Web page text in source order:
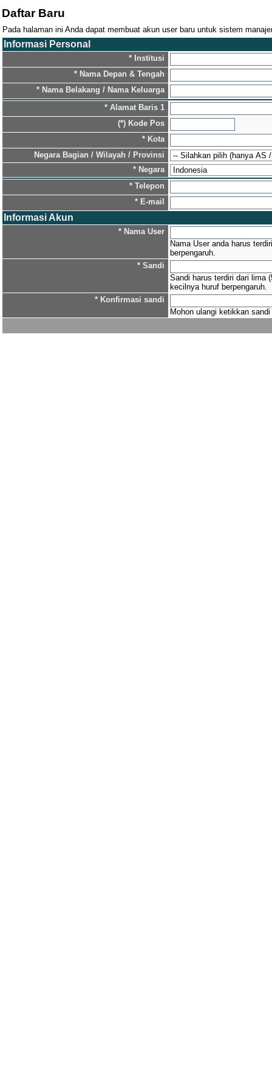
Daftar Baru
Pada halaman ini Anda dapat membuat akun user baru untuk sistem
Informasi Personal
* Institusi
* Nama Depan & Tengah
* Nama Belakang / Nama Keluarga
* Alamat Baris 1
(*) Kode Pos
* Kota
Negara Bagian / Wilayah / Provinsi
* Negara
* Telepon
* E-mail
Informasi Akun
* Nama User
Nama User anda harus
berpengaruh.
* Sandi
Sandi harus terdiri dari lima
kecilnya huruf berpengaruh.
* Konfirmasi sandi
Mohon ulangi ketikkan